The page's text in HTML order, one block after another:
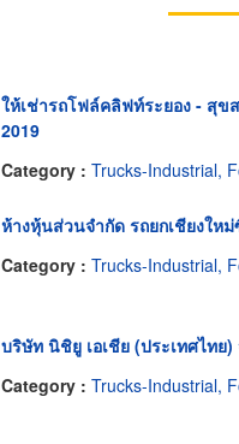
ให้เช่ารถโฟล์คลิฟท์ระยอง - สุ
2019
Category : Trucks-Industrial,
ห้างหุ้นส่วนจำกัด รถยกเชียงใหม่
Category : Trucks-Industrial,
บริษัท นิชิยู เอเชีย (ประเทศไทย)
Category : Trucks-Industrial,